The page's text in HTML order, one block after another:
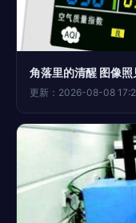
角落里的清醒 图像照
更新：2026-08-08